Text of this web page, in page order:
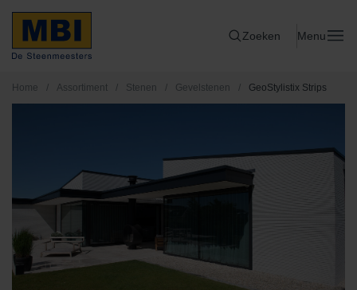
Zoeken Menu
Home / Assortiment / Stenen / Gevelstenen / GeoStylistix Strips